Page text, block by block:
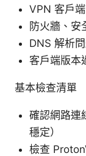
VPN 客戶
防火牆、安
DNS 解析
客戶端版本
基本檢查清單
確認網路連
穩定）
檢查